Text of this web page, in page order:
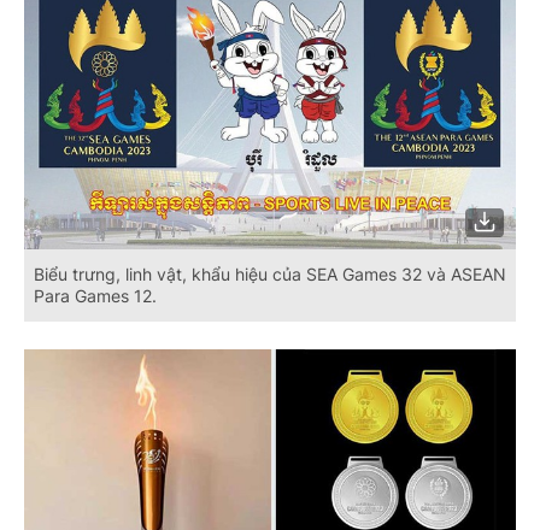
Biểu trưng, linh vật, khẩu hiệu của SEA Games 32 và ASEAN
Para Games 12.